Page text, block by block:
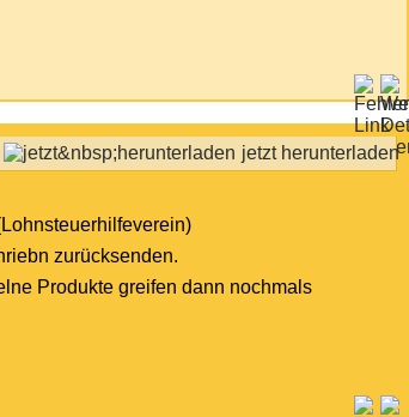
jetzt herunterladen
zurücksenden.
Produkte greifen dann nochmals